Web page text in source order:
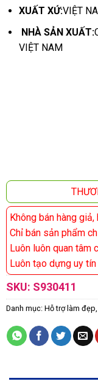
XUẤT XỨ:VIỆT
NHÀ SẢN XUẤT:
VIỆT NAM
Không bán hàng
Chỉ bán sản phẩm
Luôn luôn quan tâm
Luôn tạo dựng uy
SKU: S930411
Danh mục: Hỗ trợ làm